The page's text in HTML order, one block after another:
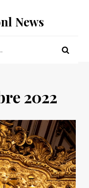
News
2022